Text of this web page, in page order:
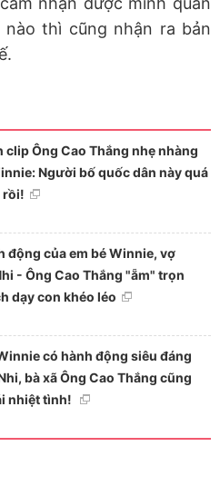
thì cũng nhận ra bản
clip Ông Cao Thắng nhẹ nhàng
Người bố quốc dân này quá
rồi!
động của em bé Winnie, vợ
- Ông Cao Thắng "ẵm" trọn
dạy con khéo léo
có hành động siêu đáng
bà xã Ông Cao Thắng cũng
nhiệt tình!